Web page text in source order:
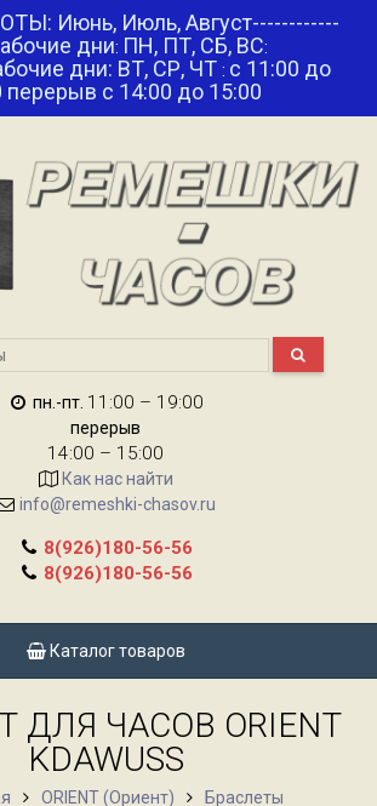
Июнь, Июль, Август------------
дни: ПН, ПТ, СБ, ВС:
дни: ВТ, СР, ЧТ : с 11:00 до
перерыв с 14:00 до 15:00
пн.-пт. 11:00 – 19:00
перерыв
14:00 – 15:00
Как нас найти
info@remeshki-chasov.ru
8(926)180-56-56
8(926)180-56-56
Каталог товаров
ДЛЯ ЧАСОВ ORIENT
KDAWUSS
ORIENT (Ориент)
Браслеты